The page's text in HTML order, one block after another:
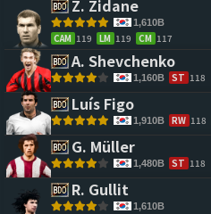
Z. Zidane
1,610B
CAM 119 LM 119 CM 117
A. Shevchenko
1,160B ST 118
Luís Figo
1,910B RW 118
G. Müller
1,480B ST 118
R. Gullit
1,610B